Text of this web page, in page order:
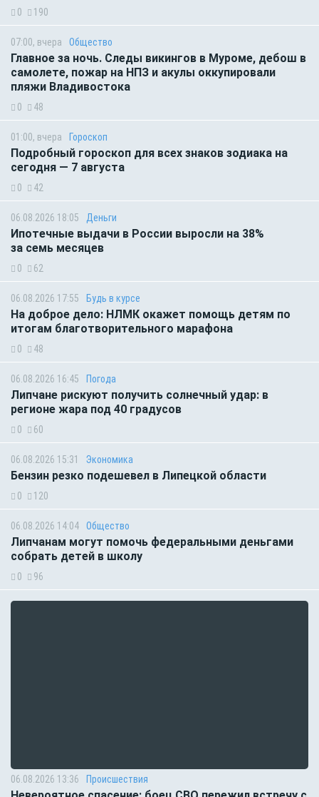
0 190
07:00, вчера Общество
Главное за ночь. Следы викингов в Муроме, дебош в
самолете, пожар на НПЗ и акулы оккупировали
пляжи Владивостока
0 48
01:00, вчера Гороскоп
Подробный гороскоп для всех знаков зодиака на
сегодня — 7 августа
0 42
06.08.2026 18:05 Деньги
Ипотечные выдачи в России выросли на 38%
за семь месяцев
0 62
06.08.2026 17:55 Будь в курсе
На доброе дело: НЛМК окажет помощь детям по
итогам благотворительного марафона
0 48
06.08.2026 16:45 Погода
Липчане рискуют получить солнечный удар: в
регионе жара под 40 градусов
0 60
06.08.2026 15:31 Экономика
Бензин резко подешевел в Липецкой области
0 120
06.08.2026 14:04 Общество
Липчанам могут помочь федеральными деньгами
собрать детей в школу
0 96
06.08.2026 13:36 Происшествия